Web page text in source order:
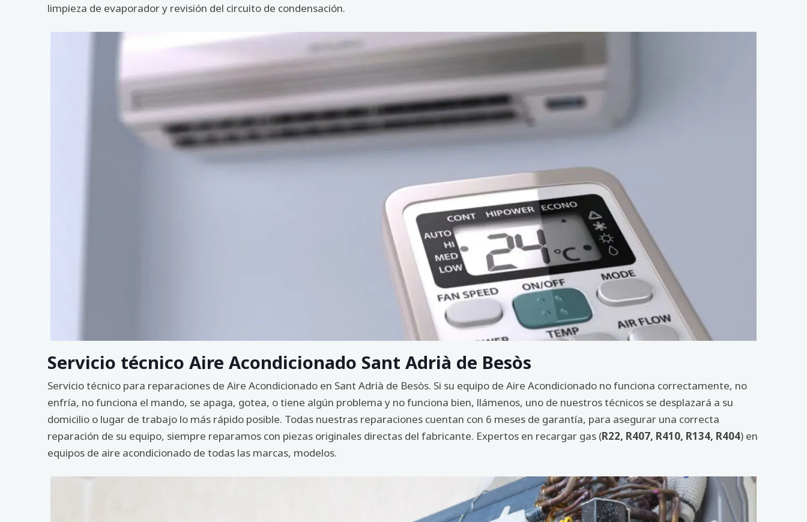
limpieza de evaporador y revisión del circuito de condensación.
Servicio técnico Aire Acondicionado Sant Adrià de Besòs
Servicio técnico para reparaciones de Aire Acondicionado en Sant Adrià de Besòs. Si su equipo de Aire Acondicionado no funciona correctamente, no
enfría, no funciona el mando, se apaga, gotea, o tiene algún problema y no funciona bien, llámenos, uno de nuestros técnicos se desplazará a su
domicilio o lugar de trabajo lo más rápido posible. Todas nuestras reparaciones cuentan con 6 meses de garantía, para asegurar una correcta
reparación de su equipo, siempre reparamos con piezas originales directas del fabricante. Expertos en recargar gas (R22, R407, R410, R134, R404) en
equipos de aire acondicionado de todas las marcas, modelos.